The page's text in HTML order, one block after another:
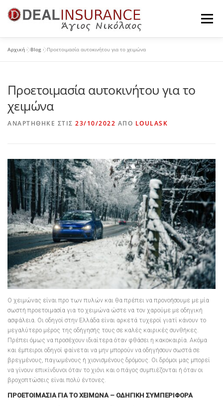
στο
περιεχόμενο
Μενού
ΠΡΟΪΌΝΤΑ ΕΠΙΧΕΙΡΉΣΕΩΝ ΤΑ ΝΈΑ ΜΑΣ
Αρχική »Blog »Προετοιμασία αυτοκινήτου για το χειμώνα
Προετοιμασία αυτοκινήτου για το
χειμώνα
ΑΝΑΡΤΉΘΗΚΕ ΣΤΙΣ 23/10/2022 ΑΠΌ LOULASK
Ο χειμώνας είναι προ των πυλών και θα πρέπει να προνοήσουμε με μία
σωστή προετοιμασία για το χειμώνα ώστε να τον χαρούμε με οδηγική
ασφάλεια. Οι οδηγοί στην Ελλάδα είναι αρκετά τυχεροί γιατί κάνουν το
μεγαλύτερο μέρος της οδήγησής τους σε καλές καιρικές συνθήκες.
Πρέπει όμως να προσέχουν ιδιαίτερα όταν φθάσει η κακοκαιρία. Ακόμα
και έμπειροι οδηγοί φαίνεται να μην μπορούν να οδηγήσουν σωστά σε
βρεγμένους, παγωμένους ή χιονισμένους δρόμους. Οι δρόμοι μας μπορεί
να γίνουν επικίνδυνοι όταν το χιόνι και ο πάγος συμπιέζονται ή όταν οι
βροχοπτώσεις είναι πολύ έντονες.
ΠΡΟΕΤΟΙΜΑΣΊΑ ΓΙΑ ΤΟ ΧΕΙΜΏΝΑ – ΟΔΗΓΙΚΗ ΣΥΜΠΕΡΙΦΟΡΑ